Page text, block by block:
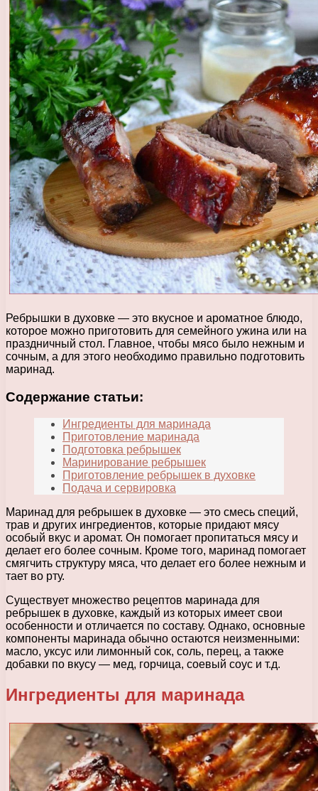
Ребрышки в духовке — это вкусное и ароматное блюдо,
которое можно приготовить для семейного ужина или на
праздничный стол. Главное, чтобы мясо было нежным и
сочным, а для этого необходимо правильно подготовить
маринад.
Содержание статьи:
Ингредиенты для маринада
Приготовление маринада
Подготовка ребрышек
Маринирование ребрышек
Приготовление ребрышек в духовке
Подача и сервировка
Маринад для ребрышек в духовке — это смесь специй,
трав и других ингредиентов, которые придают мясу
особый вкус и аромат. Он помогает пропитаться мясу и
делает его более сочным. Кроме того, маринад помогает
смягчить структуру мяса, что делает его более нежным и
тает во рту.
Существует множество рецептов маринада для
ребрышек в духовке, каждый из которых имеет свои
особенности и отличается по составу. Однако, основные
компоненты маринада обычно остаются неизменными:
масло, уксус или лимонный сок, соль, перец, а также
добавки по вкусу — мед, горчица, соевый соус и т.д.
Ингредиенты для маринада